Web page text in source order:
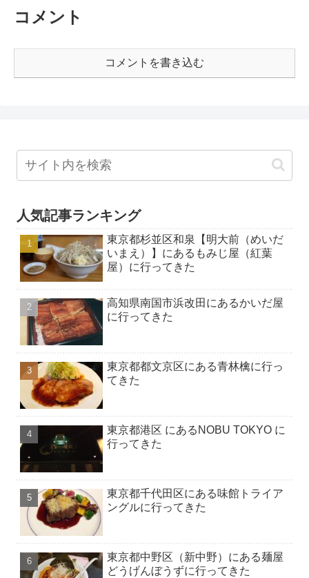
コメント
コメントを書き込む
人気記事ランキング
東京都杉並区和泉【明大前（めいだ
いまえ）】にあるもみじ屋（紅葉
屋）に行ってきた
高知県南国市浜改田にあるかいだ屋
に行ってきた
東京都都文京区にある青林檎に行っ
てきた
東京都港区 にあるNOBU TOKYO に
行ってきた
東京都千代田区にある味館トライア
ングルに行ってきた
東京都中野区（新中野）にある麺屋
どうげんぼうずに行ってきた